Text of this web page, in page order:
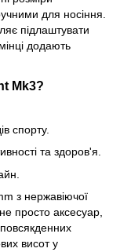
для носіння.
підлаштувати
додають
Mk3?
спорту.
та здоров'я.
з нержавіючої
просто аксесуар,
висот у